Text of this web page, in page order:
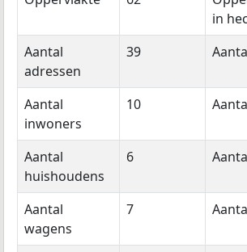
in
Aantal
adressen
39
Aantal
inwoners
10
Aantal
huishoudens
6
Aantal
wagens
7